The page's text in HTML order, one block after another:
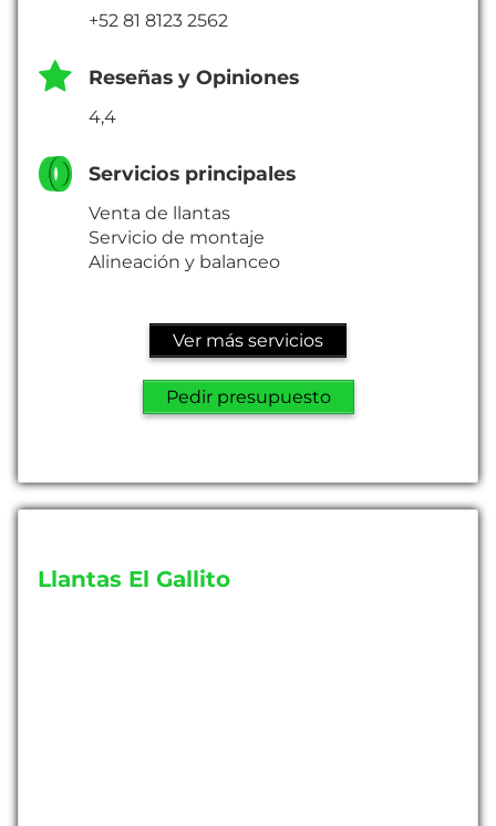
+52 81 8123 2562
Reseñas y Opiniones
4,4
Servicios principales
Venta de llantas
Servicio de montaje
Alineación y balanceo
Ver más servicios
Pedir presupuesto
Llantas El Gallito